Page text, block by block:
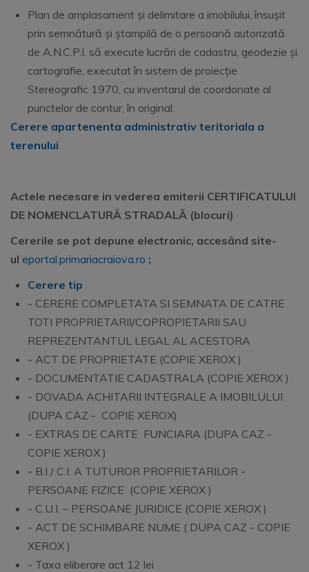
Plan de amplasament și delimitare a imobilului, însușit
prin semnătură și ștampilă de o persoană autorizată
de A.N.C.P.I. să execute lucrări de cadastru, geodezie și
cartografie, executat în sistem de proiecție
Stereografic 1970, cu inventarul de coordonate al
punctelor de contur, în original.
Cerere apartenenta administrativ teritoriala a
terenului
Actele necesare in vederea emiterii CERTIFICATULUI
DE NOMENCLATURĂ STRADALĂ (blocuri)
Cererile se pot depune electronic, accesând site-
ul eportal.primariacraiova.ro ;
Cerere tip
- CERERE COMPLETATA SI SEMNATA DE CATRE
TOTI PROPRIETARII/COPROPIETARII SAU
REPREZENTANTUL LEGAL AL ACESTORA
- ACT DE PROPRIETATE (COPIE XEROX )
- DOCUMENTATIE CADASTRALA (COPIE XEROX )
- DOVADA ACHITARII INTEGRALE A IMOBILULUI
(DUPA CAZ - COPIE XEROX)
- EXTRAS DE CARTE FUNCIARA (DUPA CAZ -
COPIE XEROX )
- B.I / C.I. A TUTUROR PROPRIETARILOR -
PERSOANE FIZICE (COPIE XEROX )
- C.U.I. – PERSOANE JURIDICE (COPIE XEROX )
- ACT DE SCHIMBARE NUME ( DUPA CAZ - COPIE
XEROX )
- Taxa eliberare act 12 lei